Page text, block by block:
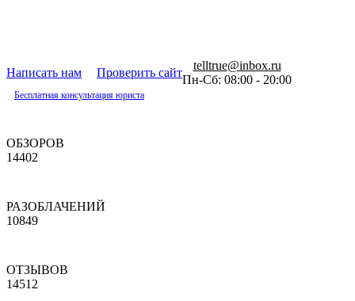
Написать нам Проверить сайт
telltrue@inbox.ru
Пн-Сб: 08:00 - 20:00
Бесплатная консультация юриста
ОБЗОРОВ
14402
РАЗОБЛАЧЕНИЙ
10849
ОТЗЫВОВ
14512